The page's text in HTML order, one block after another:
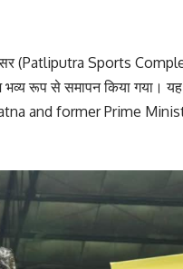
(Patliputra Sports
रूप से समापन किया गया। यह
and former Prime